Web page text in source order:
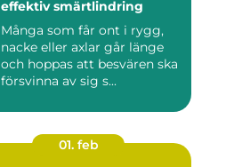
effektiv smärtlindring
Många som får ont i rygg,
nacke eller axlar går länge
och hoppas att besvären ska
försvinna av sig s...
01. feb